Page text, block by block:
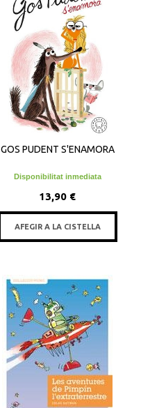
GOS PUDENT S'ENAMORA
Disponibilitat inmediata
13,90 €
AFEGIR A LA CISTELLA